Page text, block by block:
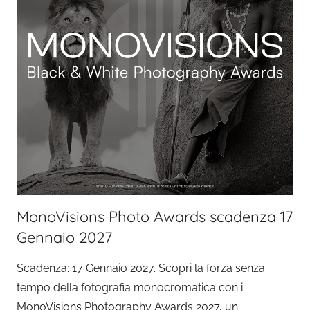
MonoVisions Photo Awards scadenza 17
Gennaio 2027
Scadenza: 17 Gennaio 2027. Scopri la forza senza
tempo della fotografia monocromatica con i
MonoVisions Photography Awards 2027, un